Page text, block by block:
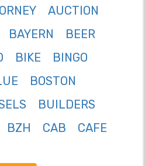
AUCTION
BAYERN
BEER
BIKE
BINGO
BOSTON
BUILDERS
BZH CAB
CAFE